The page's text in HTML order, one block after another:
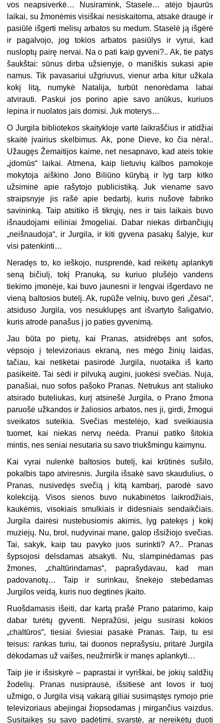
vos neapsiverkė… Nusiramink, Stasele… atėjo bjaurūs
laikai, su žmonėmis visiškai nesiskaitoma, atsakė draugė ir
pasiūlė išgerti melisų arbatos su medum. Staselė ją išgėrė
ir pagalvojo, jog tokios arbatos pasiūlys ir vyrui, kad
nusloptų pairę nervai. Na o pati kaip gyveni?.. Ak, tie patys
šaukštai: sūnus dirba užsienyje, o maniškis sukasi apie
namus. Tik pavasariui užgriuvus, vienur arba kitur užkala
kokį litą, numykė Natalija, turbūt nenorėdama labai
atvirauti. Paskui jos porino apie savo anūkus, kuriuos
lepina ir nuolatos jais domisi. Juk moterys…
O Jurgila bibliotekos skaitykloje vartė laikraščius ir atidžiai
skaitė įvairius skelbimus. Ak, pone Dieve, ko čia nėra!..
Užaugęs Žemaitijos kaime, net nesapnavo, kad ateis tokie
„įdomūs“ laikai. Atmena, kaip lietuvių kalbos pamokoje
mokytoja aiškino Jono Biliūno kūrybą ir lyg tarp kitko
užsiminė apie rašytojo publicistiką. Juk viename savo
straipsnyje jis rašė apie bedarbį, kuris nušovė fabriko
savininką. Taip atsitiko iš tikrųjų, nes ir tais laikais buvo
išnaudojami eiliniai žmogeliai. Dabar niekas dirbančiųjų
„neišnaudoja“, ir Jurgila, ir kiti gyvena pasakų šalyje, kur
visi patenkinti…
Neradęs to, ko ieškojo, nusprendė, kad reikėtų aplankyti
seną bičiulį, tokį Pranuką, su kuriuo plušėjo vandens
tiekimo įmonėje, kai buvo jaunesni ir lengvai išgerdavo ne
vieną baltosios butelį. Ak, rupūže velnių, buvo geri „čėsai“,
atsiduso Jurgila, vos nesuklupęs ant išvartyto šaligatvio,
kuris atrodė panašus į jo paties gyvenimą.
Jau būta po pietų, kai Pranas, atsidrėbęs ant sofos,
vėpsojo į televizoriaus ekraną, nes mėgo žinių laidas,
tačiau, kai netikėtai pasirodė Jurgila, nuotaika iš karto
pasikeitė. Tai sėdi ir pilvuką augini, juokėsi svečias. Nuja,
panašiai, nuo sofos pašoko Pranas. Netrukus ant staliuko
atsirado buteliukas, kurį atsinešė Jurgila, o Prano žmona
paruošė užkandos ir žaliosios arbatos, nes ji, girdi, žmogui
sveikatos suteikia. Svečias mestelėjo, kad sveikiausia
tuomet, kai niekas nervų neėda. Pranui patiko šitokia
mintis, nes seniai nesutaria su savo triukšmingu kaimynu.
Kai vyrai nulenkė baltosios butelį, kai krūtinės sušilo,
pokalbis tapo atviresnis. Jurgila išsakė savo skaudulius, o
Pranas, nusivedęs svečią į kitą kambarį, parodė savo
kolekciją. Visos sienos buvo nukabinėtos laikrodžiais,
kaukėmis, visokiais smulkiais ir didesniais sendaikčiais.
Jurgila dairėsi nustebusiomis akimis, lyg patekęs į kokį
muziejų. Nu, brol, nudyvinai mane, galop išsižiojo svečias.
Tai, sakyk, kaip tau pavyko juos surinkti? A?.. Pranas
šypsojosi delsdamas atsakyti. Nu, slampinėdamas pas
žmones, „chaltūrindamas“, paprašydavau, kad man
padovanotų… Taip ir surinkau, šnekėjo stebėdamas
Jurgilos veidą, kuris nuo degtinės įkaito.
Ruošdamasis išeiti, dar kartą prašė Prano patarimo, kaip
dabar turėtų gyventi. Nepražūsi, jeigu susirasi kokios
„chaltūros“, tiesiai šviesiai pasakė Pranas. Taip, tu esi
teisus: rankas turiu, tai duonos neprašysiu, pritarė Jurgila
dėkodamas už vaišes, neužmiršk ir manęs aplankyti…
Taip jie ir išsiskyrė – paprastai ir vyriškai, be jokių saldžių
žodelių. Pranas nusiprausė, išsitiesė ant lovos ir tuoj
užmigo, o Jurgila visą vakarą giliai susimąstęs rymojo prie
televizoriaus abejingai žiopsodamas į mirgančius vaizdus.
Susitaikęs su savo padėtimi, svarstė, ar nereikėtų duoti